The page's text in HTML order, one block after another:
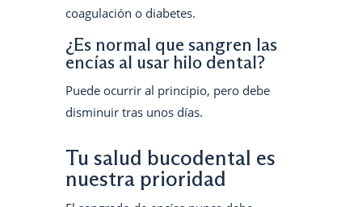
coagulación o diabetes.
¿Es normal que sangren las
encías al usar hilo dental?
Puede ocurrir al principio, pero debe
disminuir tras unos días.
Tu salud bucodental es
nuestra prioridad